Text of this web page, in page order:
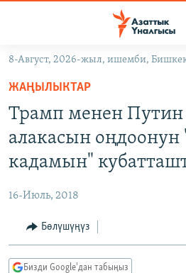
Навигацияга
өтүңүз
Издөөгө
салыңыз
МАДАНИЯТ
ДҮЙНӨ
ТВ ПРОГРАММАЛАР
БҮГҮН АЗАТТЫКТА
ПОДКАСТ
8-Август, 2026-жыл, ишемби,
ЖАҢЫЛЫКТАР
Трамп менен
алакасын оңдоонун
кадамын"
16-Июль, 2018
Бөлүшүңүз
Бизди Google'дан табыңыз